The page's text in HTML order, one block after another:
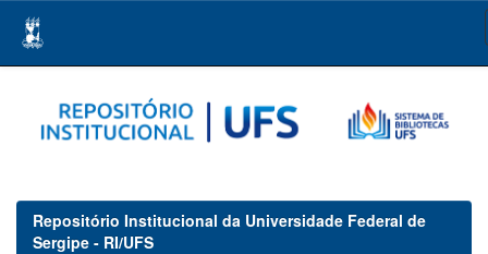
navigation
Repositório Institucional da Universidade Federal de
Sergipe - RI/UFS